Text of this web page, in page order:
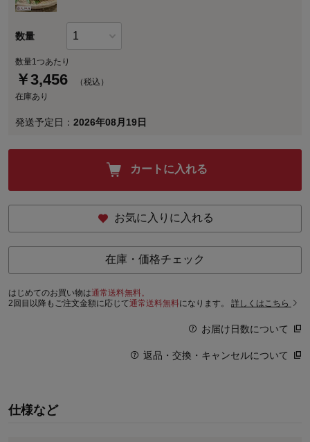
数量
数量1つあたり
￥3,456
（税込）
在庫あり
発送予定日： 2026年08月19日
カートに入れる
お気に入りに入れる
在庫・価格チェック
はじめてのお買い物は通常送料無料。
2回目以降もご注文金額に応じて通常送料無料になります。 詳しくはこちら
お届け日数について
返品・交換・キャンセルについて
仕様など